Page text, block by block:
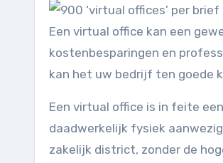
Een virtual office kan een
kostenbesparingen en
kan het uw bedrijf ten goede
Een virtual office is in feite
daadwerkelijk fysiek
zakelijk district, zonder de